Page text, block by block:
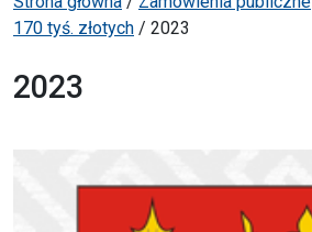
170 tyś. złotych / 2023
2023